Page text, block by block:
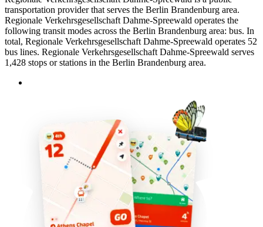
transportation provider that serves the Berlin Brandenburg area.
Regionale Verkehrsgesellschaft Dahme-Spreewald operates the
following transit modes across the Berlin Brandenburg area: bus. In
total, Regionale Verkehrsgesellschaft Dahme-Spreewald operates 52
bus lines. Regionale Verkehrsgesellschaft Dahme-Spreewald serves
1,428 stops or stations in the Berlin Brandenburg area.